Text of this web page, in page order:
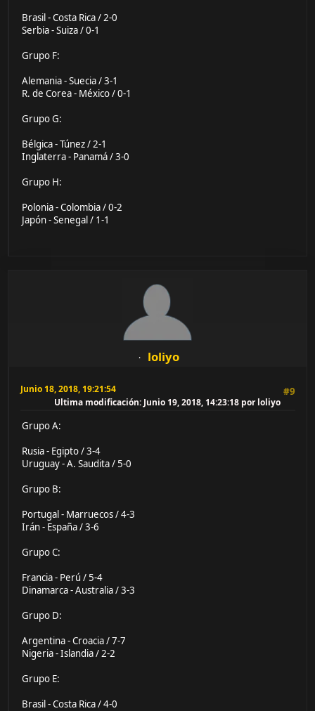
Brasil - Costa Rica / 2-0
Serbia - Suiza / 0-1
Grupo F:
Alemania - Suecia / 3-1
R. de Corea - México / 0-1
Grupo G:
Bélgica - Túnez / 2-1
Inglaterra - Panamá / 3-0
Grupo H:
Polonia - Colombia / 0-2
Japón - Senegal / 1-1
loliyo
Junio 18, 2018, 19:21:54 #9
Ultima modificación: Junio 19, 2018, 14:23:18 por loliyo
Grupo A:
Rusia - Egipto / 3-4
Uruguay - A. Saudita / 5-0
Grupo B:
Portugal - Marruecos / 4-3
Irán - España / 3-6
Grupo C:
Francia - Perú / 5-4
Dinamarca - Australia / 3-3
Grupo D:
Argentina - Croacia / 7-7
Nigeria - Islandia / 2-2
Grupo E:
Brasil - Costa Rica / 4-0